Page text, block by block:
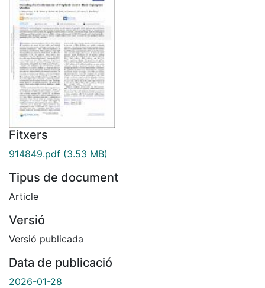
Fitxers
914849.pdf (3.53 MB)
Tipus de document
Article
Versió
Versió publicada
Data de publicació
2026-01-28